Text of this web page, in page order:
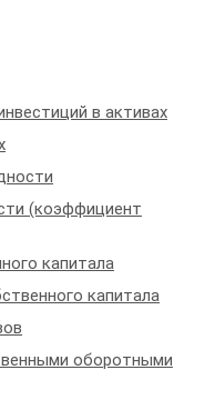
в активах
(коэффициент
капитала
капитала
оборотными